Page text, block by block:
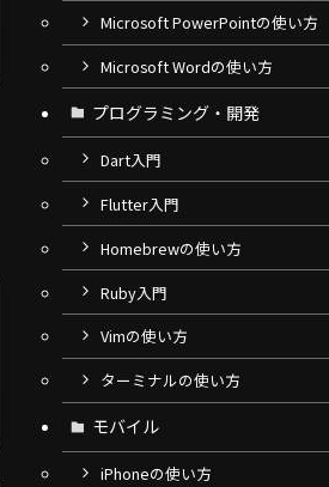
Microsoft PowerPointの使い方
Microsoft Wordの使い方
プログラミング・開発
Dart入門
Flutter入門
Homebrewの使い方
Ruby入門
Vimの使い方
ターミナルの使い方
モバイル
iPhoneの使い方